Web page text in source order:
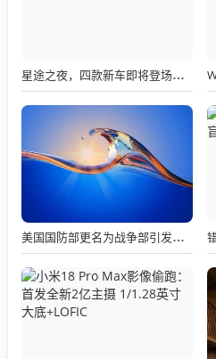
星途之夜，四款新车即将登场，未来道路明朗化
美国国防部更名为战争部引发关注热议